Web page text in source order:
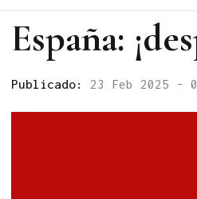
España:
Publicado: 23 Feb 2025 -